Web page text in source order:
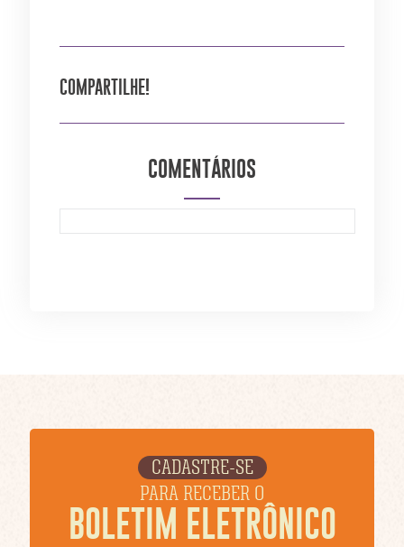
COMPARTILHE!
COMENTÁRIOS
CADASTRE-SE
PARA RECEBER O
BOLETIM ELETRÔNICO